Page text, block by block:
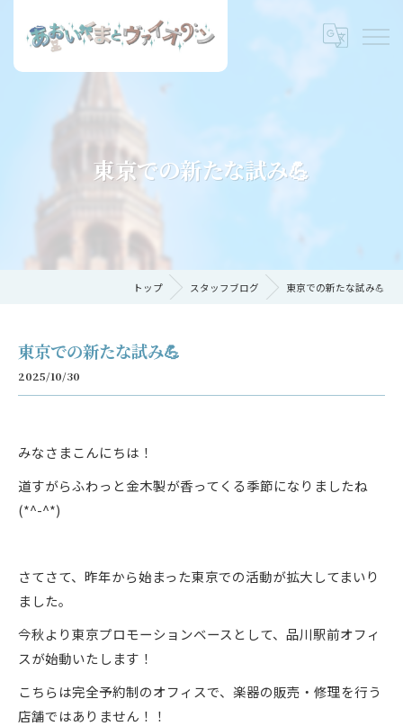
東京での新たな試み💪
トップ スタッフブログ 東京での新たな試み💪
東京での新たな試み💪
2025/10/30
みなさまこんにちは！
道すがらふわっと金木製が香ってくる季節になりましたね
(*^-^*)
さてさて、昨年から始まった東京での活動が拡大してまいり
ました。
今秋より東京プロモーションベースとして、品川駅前オフィ
スが始動いたします！
こちらは完全予約制のオフィスで、楽器の販売・修理を行う
店舗ではありません！！